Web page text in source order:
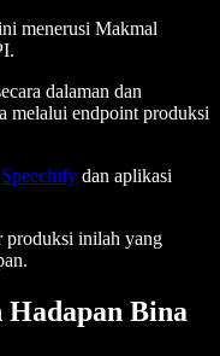
menerusi Makmal
dalaman dan
melalui endpoint produksi
Speechify dan aplikasi
produksi inilah yang
Bina